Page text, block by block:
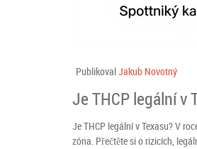
PublikovalJakub Novotný
Je THCP legální v
Je THCP legální v Texasu? V
zóna. Přečtěte si o rizicích,